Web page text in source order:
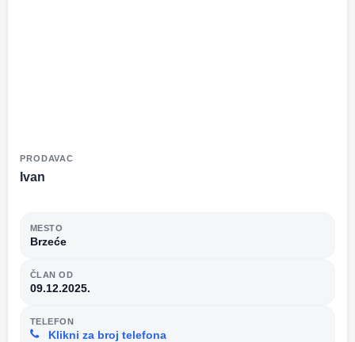
PRODAVAC
Ivan
MESTO
Brzeće
ČLAN OD
09.12.2025.
TELEFON
Klikni za broj telefona